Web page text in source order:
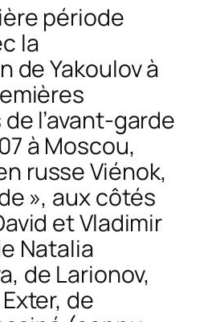
période
la
de Yakoulov à
l’avant-garde
à Moscou,
russeViénok,
», aux côtés
et Vladimir
Natalia
de Larionov,
de